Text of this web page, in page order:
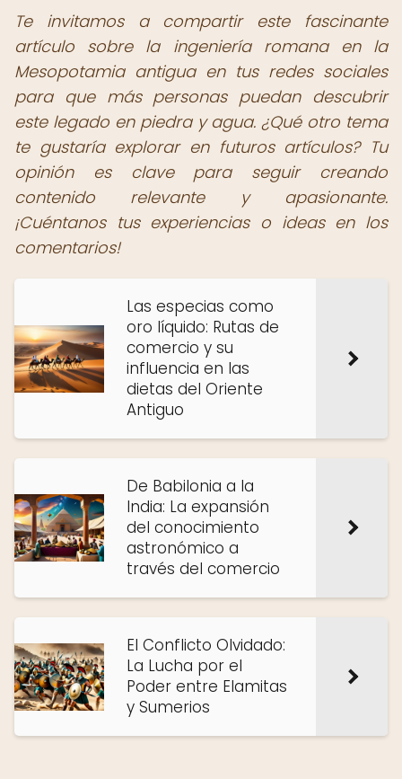
Te invitamos a compartir este fascinante
artículo sobre la ingeniería romana en la
Mesopotamia antigua en tus redes sociales
para que más personas puedan descubrir
este legado en piedra y agua. ¿Qué otro tema
te gustaría explorar en futuros artículos? Tu
opinión es clave para seguir creando
contenido relevante y apasionante.
¡Cuéntanos tus experiencias o ideas en los
comentarios!
Las especias como
oro líquido: Rutas de
comercio y su
influencia en las
dietas del Oriente
Antiguo
De Babilonia a la
India: La expansión
del conocimiento
astronómico a
través del comercio
El Conflicto Olvidado:
La Lucha por el
Poder entre Elamitas
y Sumerios